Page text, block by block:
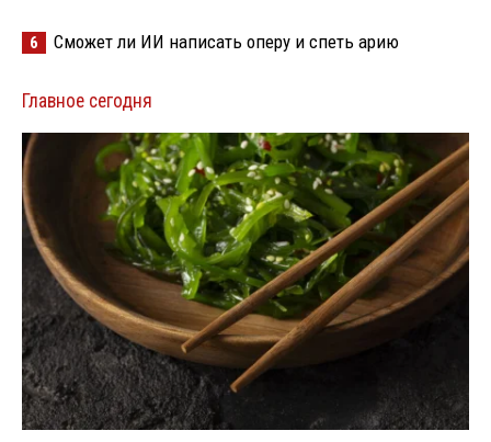
6 Сможет ли ИИ написать оперу и спеть арию
Главное сегодня